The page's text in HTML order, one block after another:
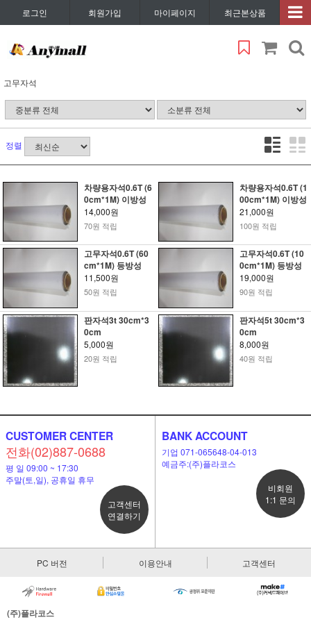
로그인 회원가입 마이페이지 최근본상품
고무자석
정렬
차량용자석0.6T (6
0cm*1M) 이방성
14,000원
70원 적립
차량용자석0.6T (1
00cm*1M) 이방성
21,000원
100원 적립
고무자석0.6T (60
cm*1M) 등방성
11,500원
50원 적립
고무자석0.6T (10
0cm*1M) 등방성
19,000원
90원 적립
판자석3t 30cm*3
0cm
5,000원
20원 적립
판자석5t 30cm*3
0cm
8,000원
40원 적립
CUSTOMER CENTER
전화(02)887-0688
평 일 09:00 ~ 17:30
주말(토,일), 공휴일 휴무
고객센터
연결하기
BANK ACCOUNT
기업 071-065648-04-013
예금주:(주)플라코스
비회원
1:1 문의
PC 버전 이용안내 고객센터
(주)플라코스